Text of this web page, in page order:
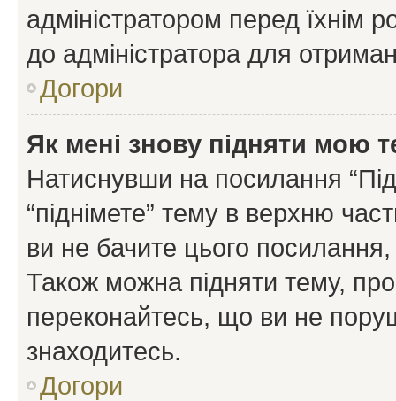
адміністратором перед їхнім
до адміністратора для
Догори
Як мені знову підняти мою
Натиснувши на посилання
“піднімете” тему в верхню
ви не бачите цього
Також можна підняти тему,
переконайтесь, що ви не
знаходитесь.
Догори